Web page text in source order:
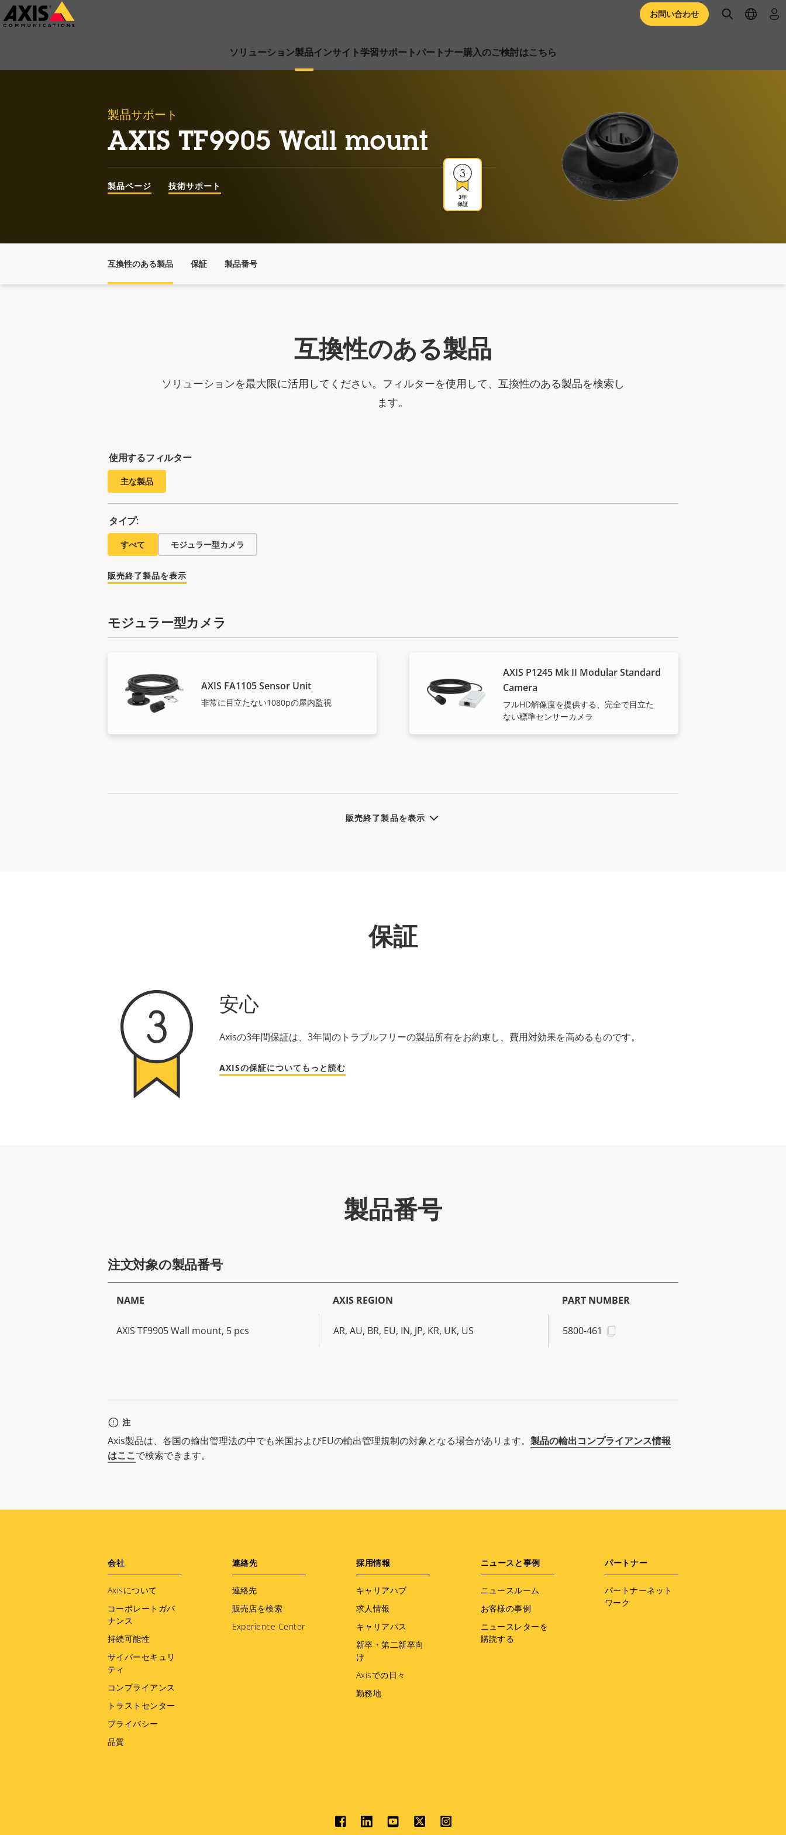
メ
イ
ソリューション製品インサイト学習サポートパートナー購入のご検討はこちら
お問い合わせ openopen
製品サポート
AXIS TF9905 Wall mount
3年
保証
製品ページ 技術サポート
互換性のある製品 保証 製品番号
互換性のある製品
ソリューションを最大限に活用してください。フィルターを使用して、互換性のある製品を検索し
ます。
使用するフィルター
主な製品
タイプ:
すべて モジュラー型カメラ
販売終了製品を表示
モジュラー型カメラ
AXIS FA1105 Sensor Unit
非常に目立たない1080pの屋内監視
AXIS P1245 Mk II Modular Standard
Camera
フルHD解像度を提供する、完全で目立た
ない標準センサーカメラ
販売終了製品を表示
保証
安心
Axisの3年間保証は、3年間のトラブルフリーの製品所有をお約束し、費用対効果を高めるものです。
AXISの保証についてもっと読む
製品番号
注文対象の製品番号
NAME AXIS REGION PART NUMBER
AXIS TF9905 Wall mount, 5 pcs AR, AU, BR, EU, IN, JP, KR, UK, US 5800-461
注
Axis製品は、各国の輸出管理法の中でも米国およびEUの輸出管理規制の対象となる場合があります。 製品の輸出コンプライアンス情報
はここで検索できます。
Footer
menu
会社
Axisについて
コーポレートガバ
ナンス
持続可能性
サイバーセキュリ
ティ
コンプライアンス
トラストセンター
プライバシー
品質
連絡先
連絡先
販売店を検索
Experience Center
採用情報
キャリアハブ
求人情報
キャリアパス
新卒・第二新卒向
け
Axisでの日々
勤務地
ニュースと事例
ニュースルーム
お客様の事例
ニュースレターを
購読する
パートナー
パートナーネット
ワーク